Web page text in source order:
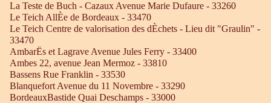
La Teste de Buch - Cazaux Avenue Marie Dufaure - 33260
Le Teich AllÈe de Bordeaux - 33470
Le Teich Centre de valorisation des dÈchets - Lieu dit "Graulin" -
33470
AmbarËs et Lagrave Avenue Jules Ferry - 33400
Ambes 22, avenue Jean Mermoz - 33810
Bassens Rue Franklin - 33530
Blanquefort Avenue du 11 Novembre - 33290
BordeauxBastide Quai Deschamps - 33000